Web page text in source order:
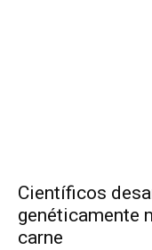
Científicos
genéticamente
carne